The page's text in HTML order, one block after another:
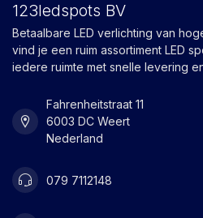
123ledspots BV
Betaalbare LED verlichting van
vind je een ruim assortiment LED
iedere ruimte met snelle levering
Fahrenheitstraat 11
6003 DC Weert
Nederland
079 7112148